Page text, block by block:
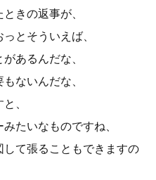
きの返事が、
とそういえば、
あるんだな、
ないんだな、
、
たいなものですね、
て張ることもできますの